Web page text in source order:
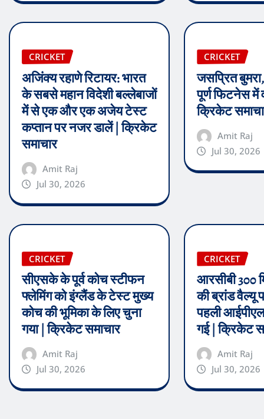
CRICKET
अजिंक्य रहाणे रिटायर: भारत
के सबसे महान विदेशी बल्लेबाजों
में से एक और एक अजेय टेस्ट
कप्तान पर नजर डालें | क्रिकेट
समाचार
Amit Raj
Jul 30, 2026
CRICKET
जसप्रित
पूर्ण फिटनेस
क्रिकेट
Amit Raj
Jul 30, 2026
CRICKET
सीएसके के पूर्व कोच स्टीफन
फ्लेमिंग को इंग्लैंड के टेस्ट मुख्य
कोच की भूमिका के लिए चुना
गया | क्रिकेट समाचार
Amit Raj
Jul 30, 2026
CRICKET
आरसीबी 300
की ब्रांड वैल्यू
पहली
गई | क्रिकेट
Amit Raj
Jul 30, 2026